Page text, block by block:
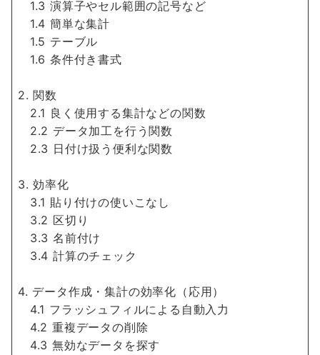
1.3 演算子やセル範囲の記号など
1.4 簡単な集計
1.5 テーブル
1.6 条件付き書式
2. 関数
2.1 良く使用する集計などの関数
2.2 データ加工を行う関数
2.3 日付け扱う便利な関数
3. 効率化
3.1 貼り付けの使いこなし
3.2 区切り
3.3 名前付け
3.4 計算のチェック
4. データ作成・集計の効率化（応用）
4.1 フラッシュフィルによる自動入力
4.2 重複データの削除
4.3 無効なデータを探す